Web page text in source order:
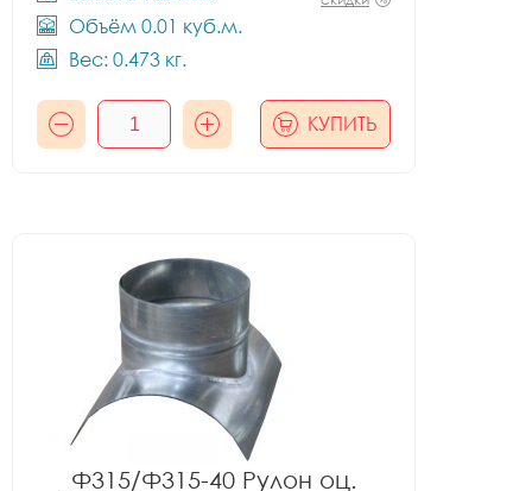
Объём 0.01 куб.м.
Вес: 0.473 кг.
КУПИТЬ
Ф315/Ф315-40 Рулон оц.